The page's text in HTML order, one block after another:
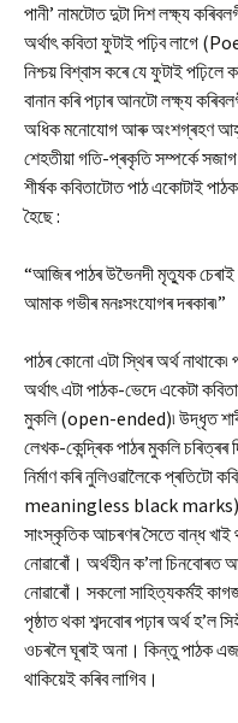
পানী’ নামটোত দুটা দিশ লক্ষ্য
অৰ্থাৎ কবিতা ফুটাই পঢ়িব লাগে
নিশ্চয় বিশ্বাস কৰে যে ফুটাই
বানান কৰি পঢ়াৰ আনটো লক্ষ্য
অধিক মনোযোগ আৰু অংশগ্ৰহণ
শেহতীয়া গতি-প্ৰকৃতি সম্পৰ্কে
শীৰ্ষক কবিতাটোত পাঠ একোটাই
হৈছে :
“আজিৰ পাঠৰ উভৈনদী মৃত্যুক চেৰাই
আমাক গভীৰ মনঃসংযোগৰ দৰকাৰ৷”
পাঠৰ কোনো এটা স্থিৰ অৰ্থ নাথাকে৷
অৰ্থাৎ এটা পাঠক-ভেদে একেটা
মুকলি (open-ended)৷ উদ্ধৃত শাৰী
লেখক-কেন্দ্ৰিক পাঠৰ মুকলি
নিৰ্মাণ কৰি নুলিওৱালৈকে প্ৰতিটো
meaningless black marks)।
সাংস্কৃতিক আচৰণৰ সৈতে বান্ধ খাই
নোৱাৰোঁ। অৰ্থহীন ক’লা চিনবোৰত
নোৱাৰোঁ। সকলো সাহিত্যকৰ্মই
পৃষ্ঠাত থকা শব্দবোৰ পঢ়াৰ অৰ্থ হ’ল
ওচৰলৈ ঘূৰাই অনা। কিন্তু পাঠক
থাকিয়েই কৰিব লাগিব।